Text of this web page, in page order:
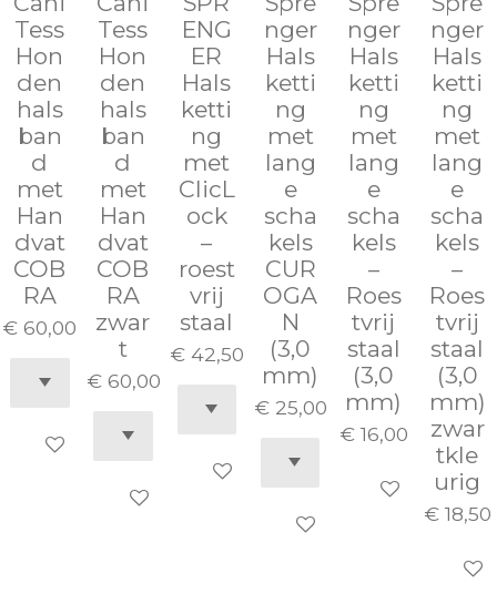
Tess
Hon
den
hals
ban
d
met
Han
dvat
COB
RA
€ 60,00
In winkelwagen
Tess
Hon
den
hals
ban
d
met
Han
dvat
COB
RA
zwar
t
€ 60,00
In winkelwagen
ENG
ER
Hals
ketti
ng
met
ClicL
ock
–
roest
vrij
staal
€ 42,50
In winkelwagen
nger
Hals
ketti
ng
met
lang
e
scha
kels
CUR
OGA
N
(3,0
mm)
€ 25,00
In winkelwagen
nger
Hals
ketti
ng
met
lang
e
scha
kels
–
Roes
tvrij
staal
(3,0
mm)
€ 16,00
In
nger
Hals
ketti
ng
met
lang
e
scha
kels
–
Roes
tvrij
staal
(3,0
mm)
zwar
tkle
urig
€ 18,50
In